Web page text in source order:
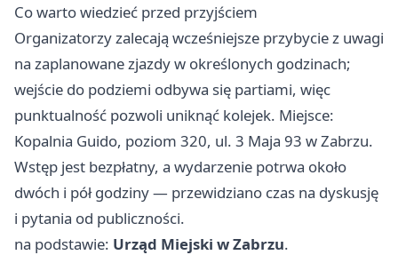
Co warto wiedzieć przed przyjściem
Organizatorzy zalecają wcześniejsze przybycie z uwagi
na zaplanowane zjazdy w określonych godzinach;
wejście do podziemi odbywa się partiami, więc
punktualność pozwoli uniknąć kolejek. Miejsce:
Kopalnia Guido, poziom 320, ul. 3 Maja 93 w Zabrzu.
Wstęp jest bezpłatny, a wydarzenie potrwa około
dwóch i pół godziny — przewidziano czas na dyskusję
i pytania od publiczności.
na podstawie: Urząd Miejski w Zabrzu.